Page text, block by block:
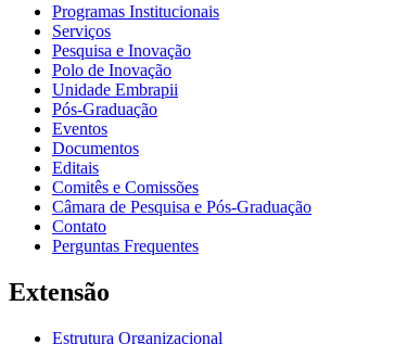
Programas Institucionais
Serviços
Pesquisa e Inovação
Polo de Inovação
Unidade Embrapii
Pós-Graduação
Eventos
Documentos
Editais
Comitês e Comissões
Câmara de Pesquisa e Pós-Graduação
Contato
Perguntas Frequentes
Extensão
Estrutura Organizacional